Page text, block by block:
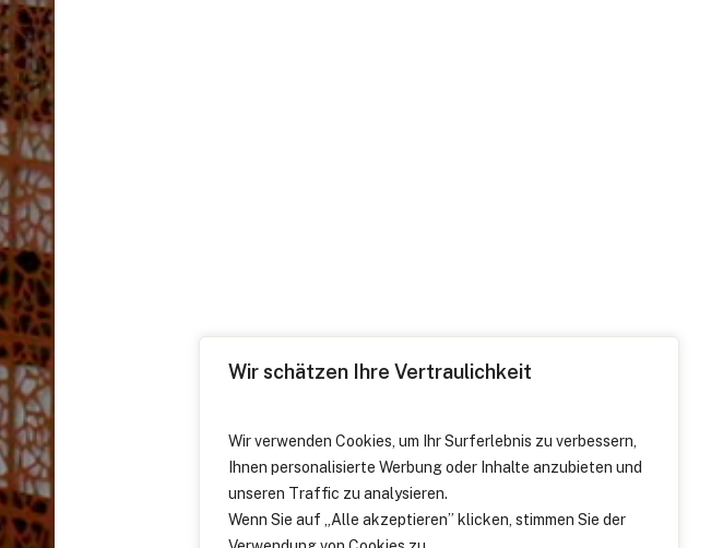
Wir schätzen Ihre Vertraulichkeit
Wir verwenden Cookies, um Ihr Surferlebnis zu verbessern,
Ihnen personalisierte Werbung oder Inhalte anzubieten und
unseren Traffic zu analysieren.
Wenn Sie auf „Alle akzeptieren” klicken, stimmen Sie der